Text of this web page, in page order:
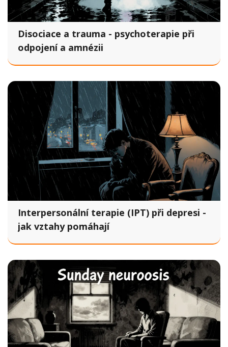
Disociace a trauma - psychoterapie při
odpojení a amnézii
Interpersonální terapie (IPT) při depresi -
jak vztahy pomáhají